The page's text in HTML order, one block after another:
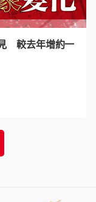
較去年增約一